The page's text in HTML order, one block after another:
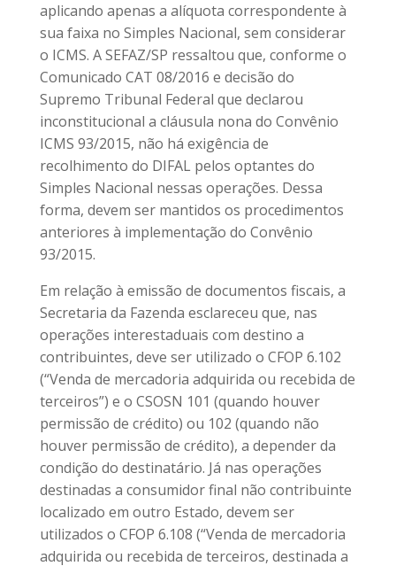
aplicando apenas a alíquota correspondente à
sua faixa no Simples Nacional, sem considerar
o ICMS. A SEFAZ/SP ressaltou que, conforme o
Comunicado CAT 08/2016 e decisão do
Supremo Tribunal Federal que declarou
inconstitucional a cláusula nona do Convênio
ICMS 93/2015, não há exigência de
recolhimento do DIFAL pelos optantes do
Simples Nacional nessas operações. Dessa
forma, devem ser mantidos os procedimentos
anteriores à implementação do Convênio
93/2015.
Em relação à emissão de documentos fiscais, a
Secretaria da Fazenda esclareceu que, nas
operações interestaduais com destino a
contribuintes, deve ser utilizado o CFOP 6.102
(“Venda de mercadoria adquirida ou recebida de
terceiros”) e o CSOSN 101 (quando houver
permissão de crédito) ou 102 (quando não
houver permissão de crédito), a depender da
condição do destinatário. Já nas operações
destinadas a consumidor final não contribuinte
localizado em outro Estado, devem ser
utilizados o CFOP 6.108 (“Venda de mercadoria
adquirida ou recebida de terceiros, destinada a